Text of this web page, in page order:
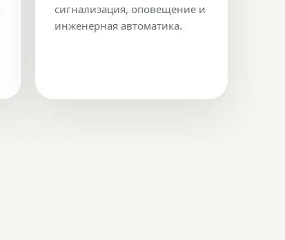
сигнализация, оповещение и
инженерная автоматика.